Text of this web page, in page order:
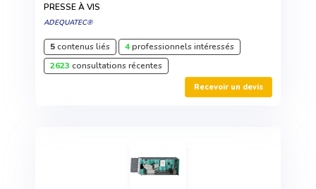
PRESSE À VIS
ADEQUATEC®
5contenus liés 4professionnels intéressés
2623 consultations récentes
Recevoir un devis